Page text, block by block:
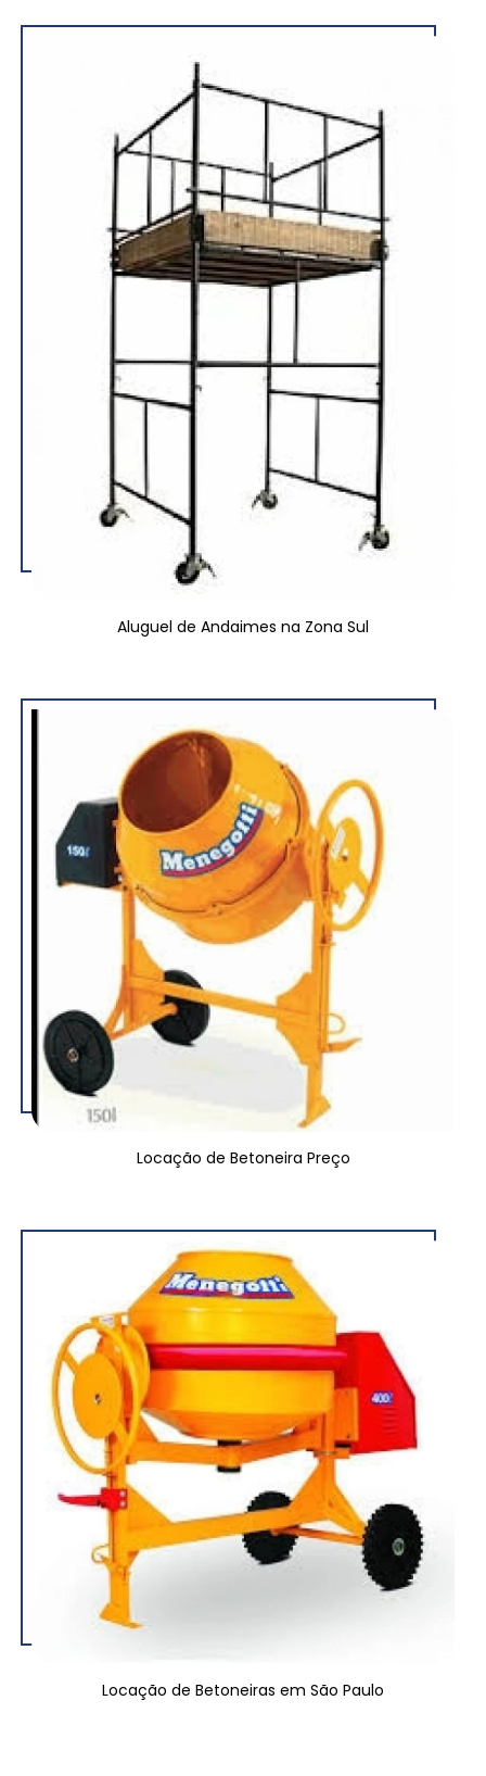
Aluguel de Andaimes na Zona Sul
Locação de Betoneira Preço
Locação de Betoneiras em São Paulo